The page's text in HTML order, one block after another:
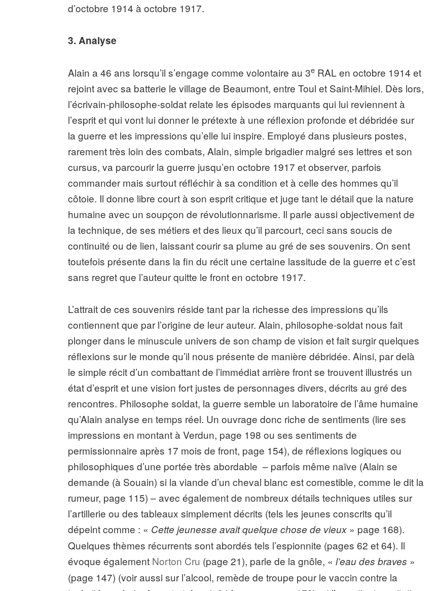
d’octobre 1914 à octobre 1917.
3. Analyse
Alain a 46 ans lorsqu’il s’engage comme volontaire au 3e RAL en octobre 1914 et
rejoint avec sa batterie le village de Beaumont, entre Toul et Saint-Mihiel. Dès lors,
l’écrivain-philosophe-soldat relate les épisodes marquants qui lui reviennent à
l’esprit et qui vont lui donner le prétexte à une réflexion profonde et débridée sur
la guerre et les impressions qu’elle lui inspire. Employé dans plusieurs postes,
rarement très loin des combats, Alain, simple brigadier malgré ses lettres et son
cursus, va parcourir la guerre jusqu’en octobre 1917 et observer, parfois
commander mais surtout réfléchir à sa condition et à celle des hommes qu’il
côtoie. Il donne libre court à son esprit critique et juge tant le détail que la nature
humaine avec un soupçon de révolutionnarisme. Il parle aussi objectivement de
la technique, de ses métiers et des lieux qu’il parcourt, ceci sans soucis de
continuité ou de lien, laissant courir sa plume au gré de ses souvenirs. On sent
toutefois présente dans la fin du récit une certaine lassitude de la guerre et c’est
sans regret que l’auteur quitte le front en octobre 1917.
L’attrait de ces souvenirs réside tant par la richesse des impressions qu’ils
contiennent que par l’origine de leur auteur. Alain, philosophe-soldat nous fait
plonger dans le minuscule univers de son champ de vision et fait surgir quelques
réflexions sur le monde qu’il nous présente de manière débridée. Ainsi, par delà
le simple récit d’un combattant de l’immédiat arrière front se trouvent illustrés un
état d’esprit et une vision fort justes de personnages divers, décrits au gré des
rencontres. Philosophe soldat, la guerre semble un laboratoire de l’âme humaine
qu’Alain analyse en temps réel. Un ouvrage donc riche de sentiments (lire ses
impressions en montant à Verdun, page 198 ou ses sentiments de
permissionnaire après 17 mois de front, page 154), de réflexions logiques ou
philosophiques d’une portée très abordable – parfois même naïve (Alain se
demande (à Souain) si la viande d’un cheval blanc est comestible, comme le dit la
rumeur, page 115) – avec également de nombreux détails techniques utiles sur
l’artillerie ou des tableaux simplement décrits (tels les jeunes conscrits qu’il
dépeint comme : « Cette jeunesse avait quelque chose de vieux » page 168).
Quelques thèmes récurrents sont abordés tels l’espionnite (pages 62 et 64). Il
évoque également Norton Cru (page 21), parle de la gnôle, «l’eau des braves »
(page 147) (voir aussi sur l’alcool, remède de troupe pour le vaccin contre la